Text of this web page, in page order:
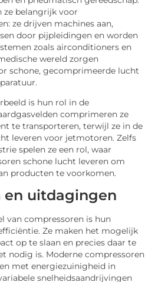
ze belangrijk voor
ze drijven machines aan,
door pijpleidingen en worden
zoals airconditioners en
wereld zorgen
schone, gecomprimeerde lucht
is hun rol in de
comprimeren ze
te transporteren, terwijl ze in de
leveren voor jetmotoren. Zelfs
spelen ze een rol, waar
schone lucht leveren om
producten te voorkomen.
en uitdagingen
van compressoren is hun
Ze maken het mogelijk
op te slaan en precies daar te
nodig is. Moderne compressoren
met energiezuinigheid in
snelheidsaandrijvingen